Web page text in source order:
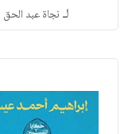
لـ نجاة عبد الحق